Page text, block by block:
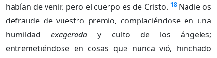
habían de venir, pero el cuerpo es de Cristo. 18 Nadie os
defraude de vuestro premio, complaciéndose en una
humildadexagerada y culto de los ángeles;
entremetiéndose en cosas que nunca vió, hinchado